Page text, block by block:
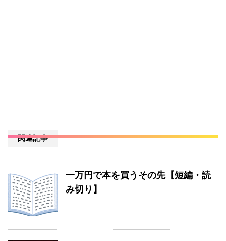
関連記事
一万円で本を買うその先【短編・読
み切り】